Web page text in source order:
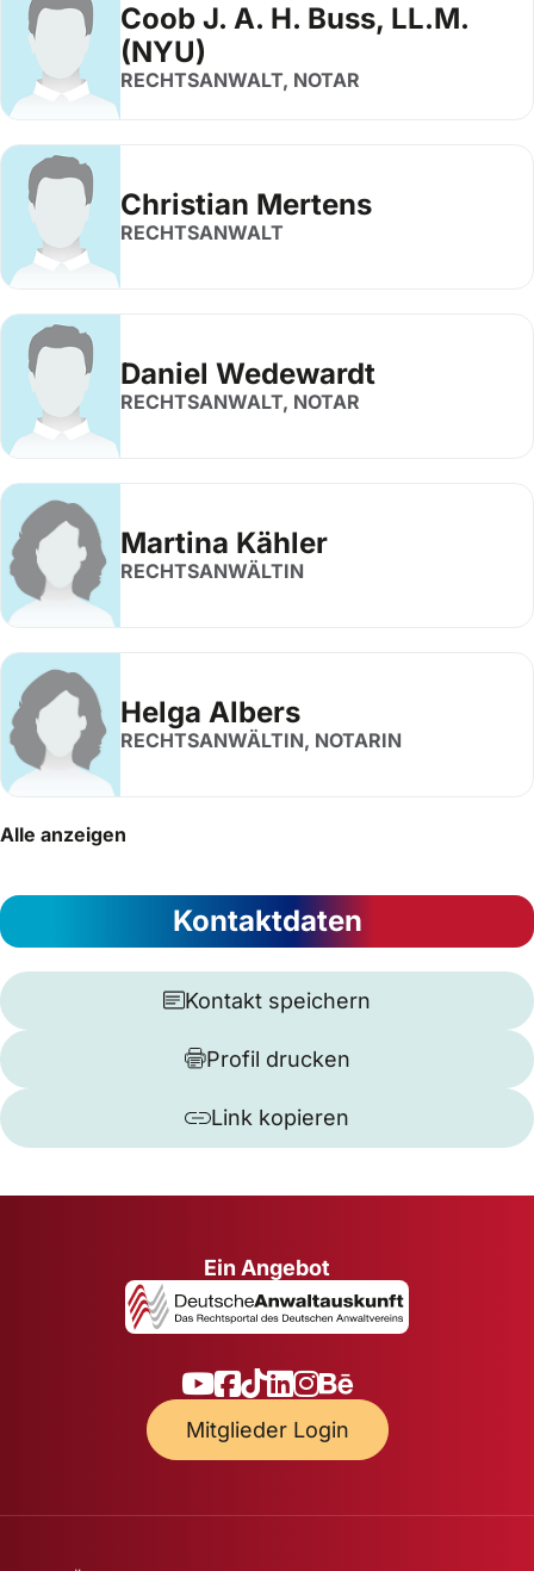
Coob J. A. H. Buss, LL.M.
(NYU)
RECHTSANWALT, NOTAR
Christian Mertens
RECHTSANWALT
Daniel Wedewardt
RECHTSANWALT, NOTAR
Martina Kähler
RECHTSANWÄLTIN
Helga Albers
RECHTSANWÄLTIN, NOTARIN
Alle anzeigen
Kontaktdaten
Kontakt speichern
Profil drucken
Link kopieren
Ein Angebot
Mitglieder Login